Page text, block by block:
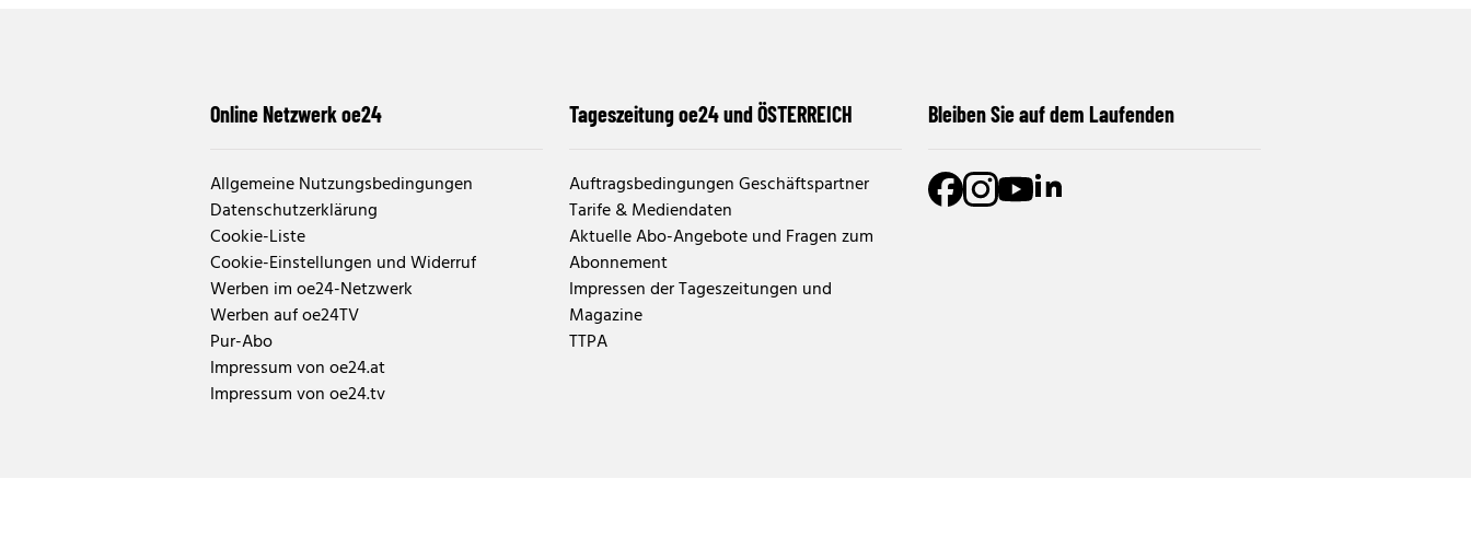
Online Netzwerk oe24
Allgemeine Nutzungsbedingungen
Datenschutzerklärung
Cookie-Liste
Cookie-Einstellungen und Widerruf
Werben im oe24-Netzwerk
Werben auf oe24TV
Pur-Abo
Impressum von oe24.at
Impressum von oe24.tv
Tageszeitung oe24 und ÖSTERREICH
Auftragsbedingungen Geschäftspartner
Tarife & Mediendaten
Aktuelle Abo-Angebote und Fragen zum
Abonnement
Impressen der Tageszeitungen und
Magazine
TTPA
Bleiben Sie auf dem Laufenden